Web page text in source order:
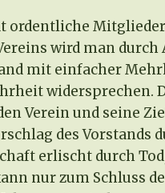
ordentliche
wird man
mit einfacher
widersprechen.
Verein und seine
des Vorstands
erlischt durch
nur zum Schluss